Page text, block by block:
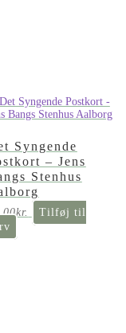
Syngende
– Jens
Stenhus
kr.
Tilføj til